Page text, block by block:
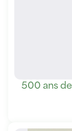
500 ans